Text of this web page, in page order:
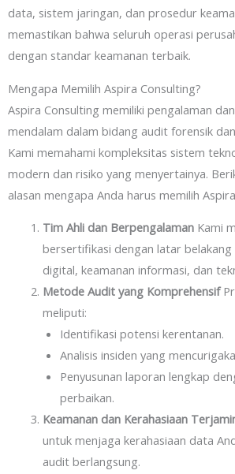
data, sistem jaringan, dan prosedur
memastikan bahwa seluruh operasi
dengan standar keamanan terbaik.
Mengapa Memilih Aspira Consulting?
Aspira Consulting memiliki pengalaman
mendalam dalam bidang audit forensik
Kami memahami kompleksitas sistem
modern dan risiko yang menyertainya.
alasan mengapa Anda harus memilih
Tim Ahli dan BerpengalamanKami
bersertifikasi dengan latar
digital, keamanan informasi, dan
Metode Audit yang Komprehensif
meliputi:
Identifikasi potensi kerentanan.
Analisis insiden yang
Penyusunan laporan lengkap
perbaikan.
Keamanan dan Kerahasiaan
untuk menjaga kerahasiaan data
audit berlangsung.